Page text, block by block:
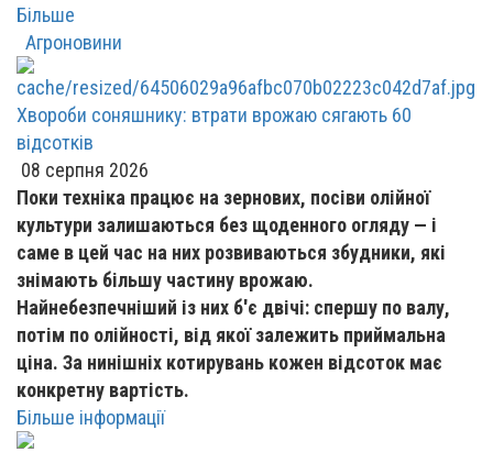
Більше
Агроновини
Хвороби соняшнику: втрати врожаю сягають 60
відсотків
08 серпня 2026
Поки техніка працює на зернових, посіви олійної
культури залишаються без щоденного огляду — і
саме в цей час на них розвиваються збудники, які
знімають більшу частину врожаю.
Найнебезпечніший із них б'є двічі: спершу по валу,
потім по олійності, від якої залежить приймальна
ціна. За нинішніх котирувань кожен відсоток має
конкретну вартість.
Більше інформації